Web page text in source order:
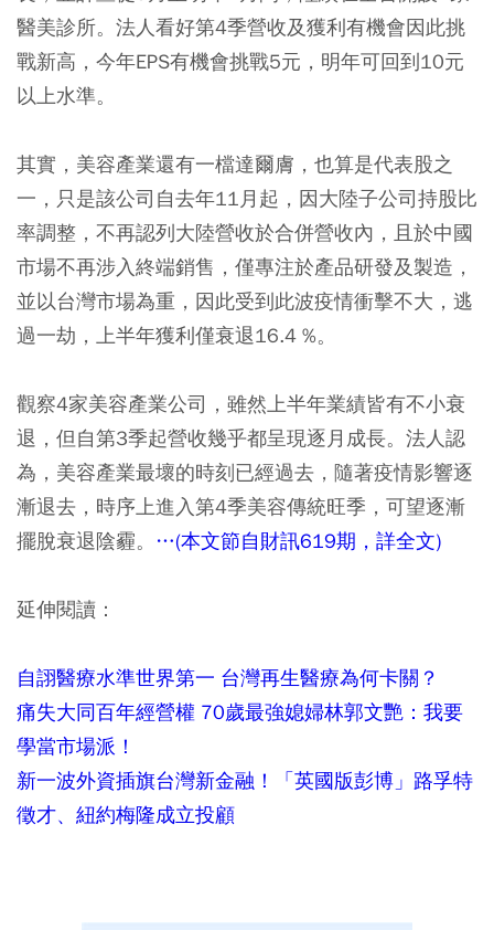
醫美診所。法人看好第4季營收及獲利有機會因此挑
戰新高，今年EPS有機會挑戰5元，明年可回到10元
以上水準。
其實，美容產業還有一檔達爾膚，也算是代表股之
一，只是該公司自去年11月起，因大陸子公司持股比
率調整，不再認列大陸營收於合併營收內，且於中國
市場不再涉入終端銷售，僅專注於產品研發及製造，
並以台灣市場為重，因此受到此波疫情衝擊不大，逃
過一劫，上半年獲利僅衰退16.4 %。
觀察4家美容產業公司，雖然上半年業績皆有不小衰
退，但自第3季起營收幾乎都呈現逐月成長。法人認
為，美容產業最壞的時刻已經過去，隨著疫情影響逐
漸退去，時序上進入第4季美容傳統旺季，可望逐漸
擺脫衰退陰霾。 …(本文節自財訊619期，詳全文)
延伸閱讀：
自詡醫療水準世界第一 台灣再生醫療為何卡關？
痛失大同百年經營權 70歲最強媳婦林郭文艷：我要
學當市場派！
新一波外資插旗台灣新金融！「英國版彭博」路孚特
徵才、紐約梅隆成立投顧